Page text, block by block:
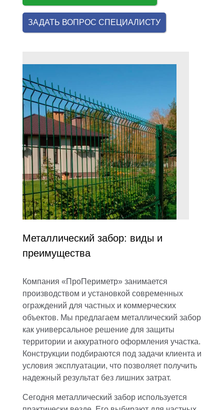
ЗАДАТЬ ВОПРОС СПЕЦИАЛИСТУ
Металлический забор: виды и
преимущества
Компания «ПроПериметр» занимается
производством и установкой современных
ограждений для частных и коммерческих
объектов. Мы предлагаем металлический забор
как универсальное решение для защиты
территории и аккуратного оформления участка.
Конструкции подбираются под задачи клиента и
условия эксплуатации, что позволяет получить
надежный результат без лишних затрат.
Сегодня металлический забор используется